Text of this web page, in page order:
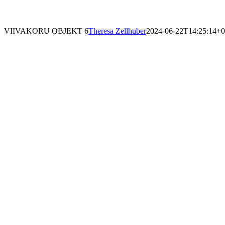
VIIVAKORU OBJEKT 6Theresa Zellhuber2024-06-